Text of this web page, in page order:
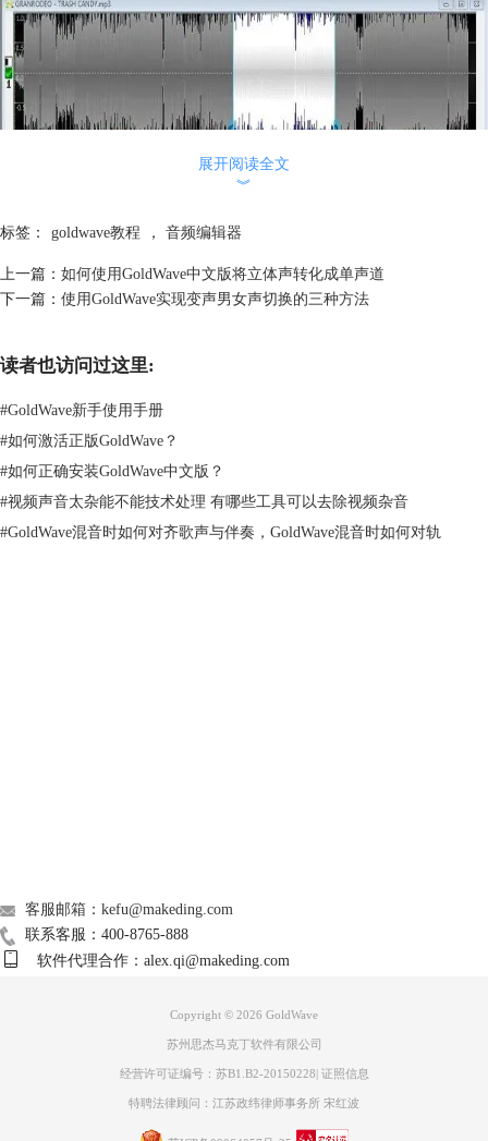
控制面板可以对选中的部分进行试听。
图片4：波谱放大
展开阅读全文
︾
标签： goldwave教程 ， 音频编辑器
上一篇： 如何使用GoldWave中文版将立体声转化成单声道
下一篇： 使用GoldWave实现变声男女声切换的三种方法
读者也访问过这里:
#GoldWave新手使用手册
#如何激活正版GoldWave？
#如何正确安装GoldWave中文版？
#视频声音太杂能不能技术处理 有哪些工具可以去除视频杂音
#GoldWave混音时如何对齐歌声与伴奏，GoldWave混音时如何对轨
客服邮箱：kefu@makeding.com
联系客服：400-8765-888
软件代理合作：alex.qi@makeding.com
Copyright © 2026 GoldWave
苏州思杰马克丁软件有限公司
经营许可证编号：苏B1.B2-20150228| 证照信息
特聘法律顾问：江苏政纬律师事务所 宋红波